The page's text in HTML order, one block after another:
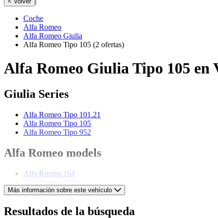
Coche
Alfa Romeo
Alfa Romeo Giulia
Alfa Romeo Tipo 105 (2 ofertas)
Alfa Romeo Giulia Tipo 105 en
Giulia Series
Alfa Romeo Tipo 101.21
Alfa Romeo Tipo 105
Alfa Romeo Tipo 952
Alfa Romeo models
Alfa Romeo 164
Alfa Romeo 2000
Alfa Romeo 6C
Más información sobre este vehículo
Resultados de la búsqueda